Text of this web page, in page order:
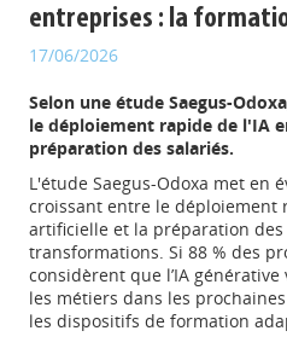
entreprises : la
17/06/2026
Selon une étude Saegus-
le déploiement rapide de l'IA
préparation des salariés.
L'étude Saegus-Odoxa met en
croissant entre le déploiement
artificielle et la préparation des
transformations. Si 88 % des
considèrent que l’IA
les métiers dans les
les dispositifs de formation